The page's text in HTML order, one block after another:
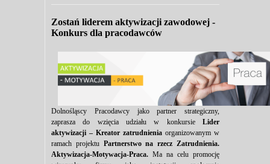
Zostań liderem aktywizacji zawodowej -
Konkurs dla pracodawców
Dolnośląscy Pracodawcy jako partner strategiczny,
zaprasza do wzięcia udziału w konkursie Lider
aktywizacji – Kreator zatrudnienia organizowanym w
ramach projektu Partnerstwo na rzecz Zatrudnienia.
Aktywizacja-Motywacja-Praca. Ma na celu promocję